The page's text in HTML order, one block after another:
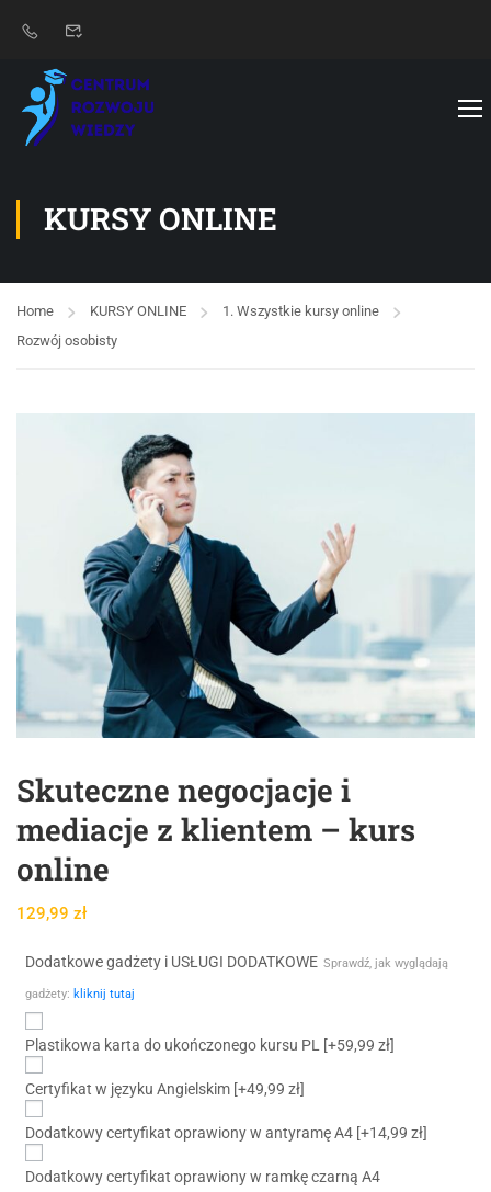
KURSY ONLINE
Home KURSY ONLINE
1. Wszystkie kursy online
Rozwój osobisty
Skuteczne negocjacje i
mediacje z klientem – kurs
online
129,99 zł
Dodatkowe gadżety i USŁUGI DODATKOWE Sprawdź, jak wyglądają
gadżety: kliknij tutaj
Plastikowa karta do ukończonego kursu PL [+59,99 zł]
Certyfikat w języku Angielskim [+49,99 zł]
Dodatkowy certyfikat oprawiony w antyramę A4 [+14,99 zł]
Dodatkowy certyfikat oprawiony w ramkę czarną A4